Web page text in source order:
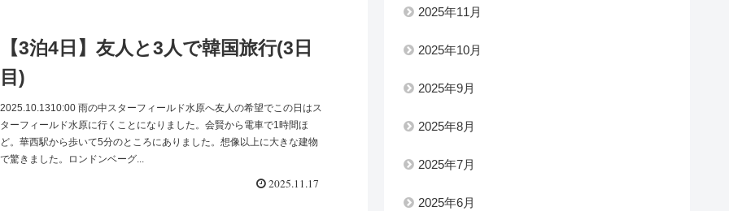
【3泊4日】友人と3人で韓国旅行(3日
目)
2025.10.1310:00 雨の中スターフィールド水原へ友人の希望でこの日はス
ターフィールド水原に行くことになりました。会賢から電車で1時間ほ
ど。華西駅から歩いて5分のところにありました。想像以上に大きな建物
で驚きました。ロンドンベーグ...
2025.11.17
2025年11月
2025年10月
2025年9月
2025年8月
2025年7月
2025年6月